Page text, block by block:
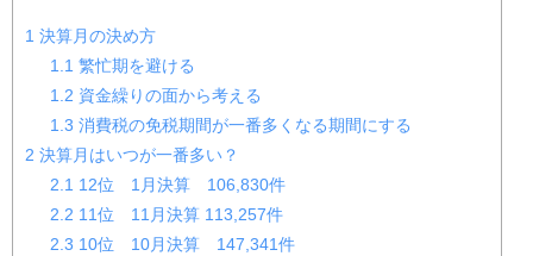
1 決算月の決め方
1.1 繁忙期を避ける
1.2 資金繰りの面から考える
1.3 消費税の免税期間が一番多くなる期間にする
2 決算月はいつが一番多い？
2.1 12位 1月決算 106,830件
2.2 11位 11月決算 113,257件
2.3 10位 10月決算 147,341件